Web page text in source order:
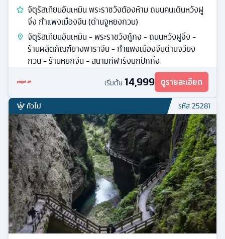
จัตุรัสเทียนอันเหมิน พระราชวังต้องห้าม ถนนคนเดินหวังฝู
จิ่ง กำแพงเมืองจีน (ด่านจูหยงกวน)
จัตุรัสเทียนอันเหมิน - พระราชวังกู้กง - ถนนหวังฝูจิ่ง -
ร้านผลิตภัณฑ์ยางพาราจีน - กำแพงเมืองจีนด่านจวียง
กวน - ร้านหยกจีน - สนามกีฬารังนกปักกิ่ง
เริ่มต้น 14,999 ดูรายละเอียด
ทั่วไป รหัส25281